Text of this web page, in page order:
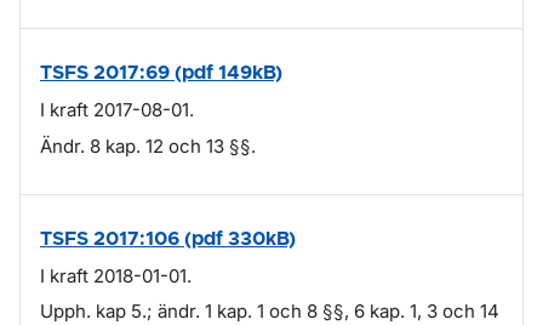
TSFS 2017:69 (pdf 149kB)
I kraft 2017-08-01.
Ändr. 8 kap. 12 och 13 §§.
TSFS 2017:106 (pdf 330kB)
I kraft 2018-01-01.
Upph. kap 5.; ändr. 1 kap. 1 och 8 §§, 6 kap. 1, 3 och 14